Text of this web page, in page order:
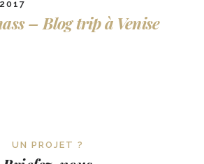
– Blog trip à Venise
UN PROJET ?